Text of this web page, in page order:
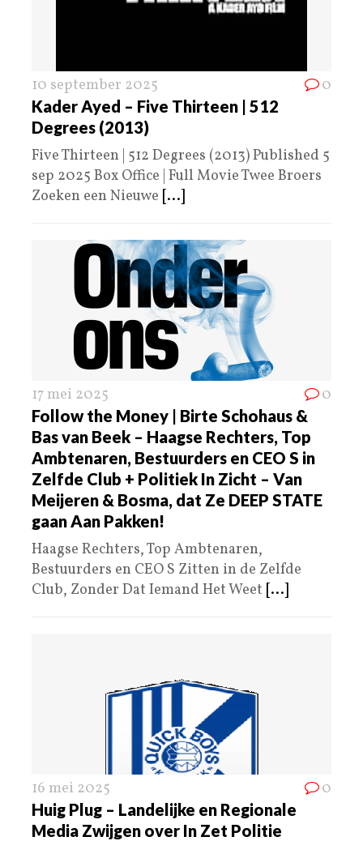
10 september 2025 0
Kader Ayed – Five Thirteen | 512
Degrees (2013)
Five Thirteen | 512 Degrees (2013) Published 5
sep 2025 Box Office | Full Movie Twee Broers
Zoeken een Nieuwe [...]
17 mei 2025 0
Follow the Money | Birte Schohaus &
Bas van Beek – Haagse Rechters, Top
Ambtenaren, Bestuurders en CEO S in
Zelfde Club + Politiek In Zicht – Van
Meijeren & Bosma, dat Ze DEEP STATE
gaan Aan Pakken!
Haagse Rechters, Top Ambtenaren,
Bestuurders en CEO S Zitten in de Zelfde
Club, Zonder Dat Iemand Het Weet [...]
16 mei 2025 0
Huig Plug – Landelijke en Regionale
Media Zwijgen over In Zet Politie